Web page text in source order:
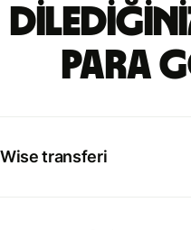
para
Wise transferi